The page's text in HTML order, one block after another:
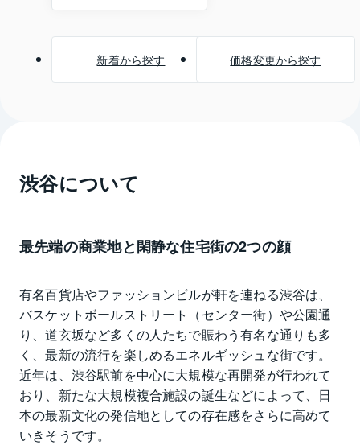
新着から探す 価格変更から探す
渋谷について
最先端の商業地と閑静な住宅街の2つの顔
有名百貨店やファッションビルが軒を連ねる渋谷は、
バスケットボールストリート（センター街）や公園通
り、道玄坂など多くの人たちで賑わう有名な通りも多
く、最新の流行を楽しめるエネルギッシュな街です。
近年は、渋谷駅前を中心に大規模な再開発が行われて
おり、新たな大規模複合施設の誕生などによって、日
本の最新文化の発信地としての存在感をさらに高めて
いきそうです。